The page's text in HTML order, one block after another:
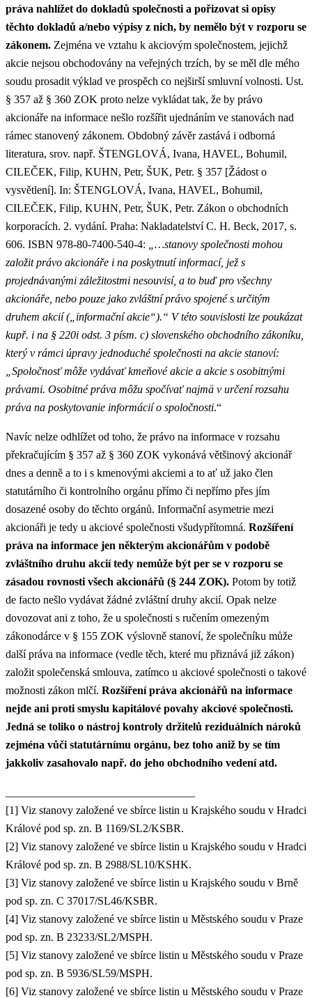
práva nahlížet do dokladů společnosti a pořizovat si opisy
těchto dokladů a/nebo výpisy z nich, by nemělo být v rozporu se
zákonem. Zejména ve vztahu k akciovým společnostem, jejichž
akcie nejsou obchodovány na veřejných trzích, by se měl dle mého
soudu prosadit výklad ve prospěch co nejširší smluvní volnosti. Ust.
§ 357 až § 360 ZOK proto nelze vykládat tak, že by právo
akcionáře na informace nešlo rozšířit ujednáním ve stanovách nad
rámec stanovený zákonem. Obdobný závěr zastává i odborná
literatura, srov. např. ŠTENGLOVÁ, Ivana, HAVEL, Bohumil,
CILEČEK, Filip, KUHN, Petr, ŠUK, Petr. § 357 [Žádost o
vysvětlení]. In: ŠTENGLOVÁ, Ivana, HAVEL, Bohumil,
CILEČEK, Filip, KUHN, Petr, ŠUK, Petr. Zákon o obchodních
korporacích. 2. vydání. Praha: Nakladatelství C. H. Beck, 2017, s.
606. ISBN 978-80-7400-540-4:
„…stanovy společnosti mohou
založit právo akcionáře i na poskytnutí informací, jež s
projednávanými záležitostmi nesouvisí, a to buď pro všechny
akcionáře, nebo pouze jako zvláštní právo spojené s určitým
druhem akcií („informační akcie“).“ V této souvislosti lze poukázat
kupř. i na § 220i odst. 3 písm. c) slovenského obchodního zákoníku,
který v rámci úpravy jednoduché společnosti na akcie stanoví:
„Spoločnosť môže vydávať kmeňové akcie a akcie s osobitnými
právami. Osobitné práva môžu spočívať najmä v určení rozsahu
práva na poskytovanie informácií o spoločnosti.“
Navíc nelze odhlížet od toho, že právo na informace v rozsahu
překračujícím § 357 až § 360 ZOK vykonává většinový akcionář
dnes a denně a to i s kmenovými akciemi a to ať už jako člen
statutárního či kontrolního orgánu přímo či nepřímo přes jím
dosazené osoby do těchto orgánů. Informační asymetrie mezi
akcionáři je tedy u akciové společnosti všudypřítomná. Rozšíření
práva na informace jen některým akcionářům v podobě
zvláštního druhu akcií tedy nemůže být per se v rozporu se
zásadou rovnosti všech akcionářů (§ 244 ZOK). Potom by totiž
de facto nešlo vydávat žádné zvláštní druhy akcií. Opak nelze
dovozovat ani z toho, že u společnosti s ručením omezeným
zákonodárce v § 155 ZOK výslovně stanoví, že společníku může
další práva na informace (vedle těch, které mu přiznává již zákon)
založit společenská smlouva, zatímco u akciové společnosti o takové
možnosti zákon mlčí. Rozšíření práva akcionářů na informace
nejde ani proti smyslu kapitálové povahy akciové společnosti.
Jedná se toliko o nástroj kontroly držitelů reziduálních nároků
zejména vůči statutárnímu orgánu, bez toho aniž by se tím
jakkoliv zasahovalo např. do jeho obchodního vedení atd.
[1] Viz stanovy založené ve sbírce listin u Krajského soudu v Hradci
Králové pod sp. zn. B 1169/SL2/KSBR.
[2] Viz stanovy založené ve sbírce listin u Krajského soudu v Hradci
Králové pod sp. zn. B 2988/SL10/KSHK.
[3] Viz stanovy založené ve sbírce listin u Krajského soudu v Brně
pod sp. zn. C 37017/SL46/KSBR.
[4] Viz stanovy založené ve sbírce listin u Městského soudu v Praze
pod sp. zn. B 23233/SL2/MSPH.
[5] Viz stanovy založené ve sbírce listin u Městského soudu v Praze
pod sp. zn. B 5936/SL59/MSPH.
[6] Viz stanovy založené ve sbírce listin u Městského soudu v Praze